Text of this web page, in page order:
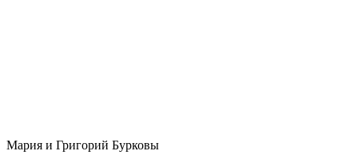
Мария и Григорий Бурковы